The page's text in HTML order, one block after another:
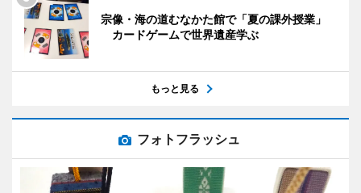
宗像・海の道むなかた館で「夏の課外授業」
カードゲームで世界遺産学ぶ
もっと見る
フォトフラッシュ